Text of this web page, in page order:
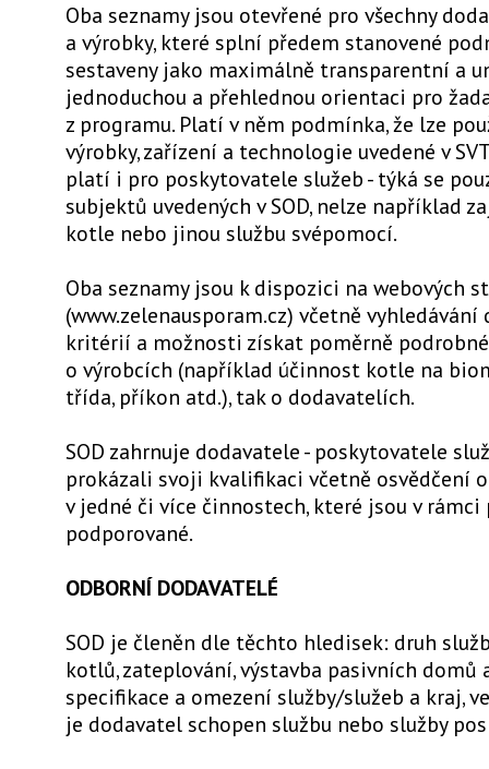
Oba seznamy jsou otevřené pro všechny
a výrobky, které splní předem stanovené
sestaveny jako maximálně transparentní a
jednoduchou a přehlednou orientaci pro
z programu. Platí v něm podmínka, že lze
výrobky, zařízení a technologie uvedené v
platí i pro poskytovatele služeb - týká se
subjektů uvedených v SOD, nelze například
kotle nebo jinou službu svépomocí.
Oba seznamy jsou k dispozici na webových
(www.zelenausporam.cz) včetně vyhledávání
kritérií a možnosti získat poměrně
o výrobcích (například účinnost kotle na
třída, příkon atd.), tak o dodavatelích.
SOD zahrnuje dodavatele - poskytovatele
prokázali svoji kvalifikaci včetně osvědčení
v jedné či více činnostech, které jsou v rámci
podporované.
ODBORNÍ DODAVATELÉ
SOD je členěn dle těchto hledisek: druh
kotlů, zateplování, výstavba pasivních domů
specifikace a omezení služby/služeb a kraj,
je dodavatel schopen službu nebo služby